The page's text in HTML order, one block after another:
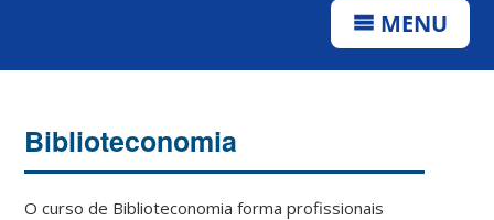
MENU
Biblioteconomia
O curso de Biblioteconomia forma profissionais